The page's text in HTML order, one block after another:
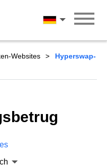
Deutsch
Websites
Hyperswap-